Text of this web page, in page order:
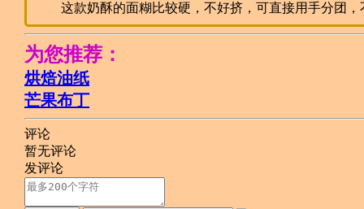
这款奶酥的面糊比较硬，不好挤，可直接用手分团
为您推荐：
烘焙油纸
芒果布丁
评论
暂无评论
发评论